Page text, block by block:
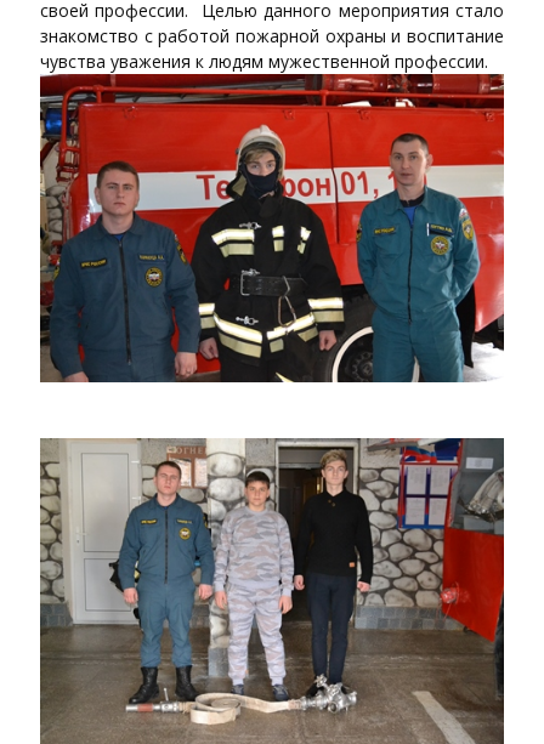
своей профессии. Целью данного мероприятия стало
знакомство с работой пожарной охраны и воспитание
чувства уважения к людям мужественной профессии.